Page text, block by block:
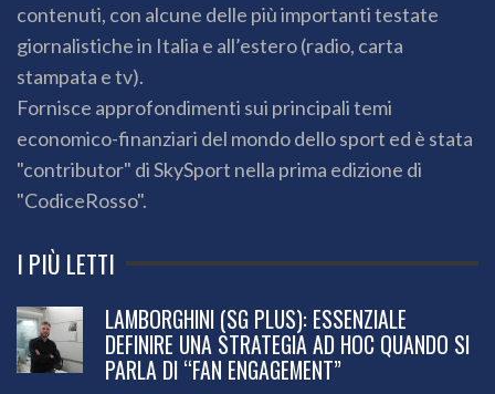
contenuti, con alcune delle più importanti testate
giornalistiche in Italia e all’estero (radio, carta
stampata e tv).
Fornisce approfondimenti sui principali temi
economico-finanziari del mondo dello sport ed è stata
"contributor" di SkySport nella prima edizione di
"CodiceRosso".
I PIÙ LETTI
LAMBORGHINI (SG PLUS): ESSENZIALE
DEFINIRE UNA STRATEGIA AD HOC QUANDO SI
PARLA DI “FAN ENGAGEMENT”